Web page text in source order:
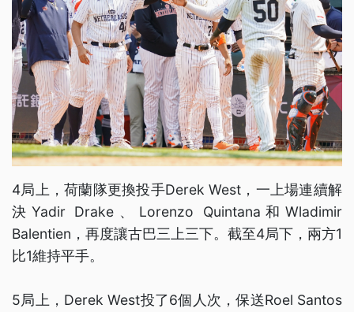
4局上，荷蘭隊更換投手Derek West，一上場連續解
決Yadir Drake、Lorenzo Quintana和Wladimir
Balentien，再度讓古巴三上三下。截至4局下，兩方1
比1維持平手。
5局上，Derek West投了6個人次，保送Roel Santos